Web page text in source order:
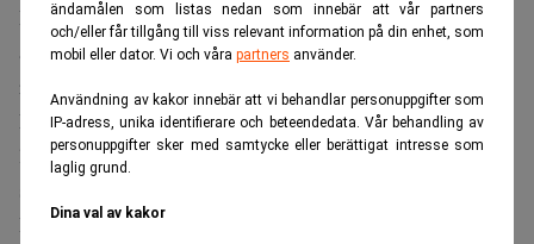
ändamålen som listas nedan som innebär att vår partners
och/eller får tillgång till viss relevant information på din enhet, som
mobil eller dator. Vi och våra partners använder.
Användning av kakor innebär att vi behandlar personuppgifter som
IP-adress, unika identifierare och beteendedata. Vår behandling av
personuppgifter sker med samtycke eller berättigat intresse som
laglig grund.
Dina val av kakor
De flesta index viktar bolag utifrån det så kallade fria
aktieflödet, vilket innebär att de nya bolagen initialt får en
relativt liten vikt i marknadsindex.
Först när spärrtider för grundare och tidiga investerare
löper ut kommer större aktieposter successivt att kunna
På längre sikt finns dock frågetecken. Historiskt har